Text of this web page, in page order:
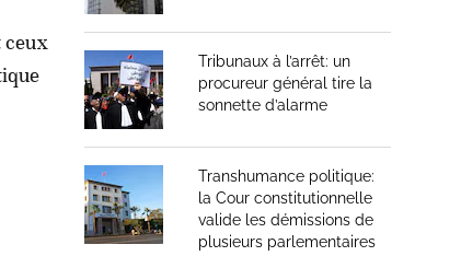
ceux
Tribunaux à l’arrêt: un
procureur général tire la
sonnette d’alarme
Transhumance politique:
la Cour constitutionnelle
valide les démissions de
plusieurs parlementaires